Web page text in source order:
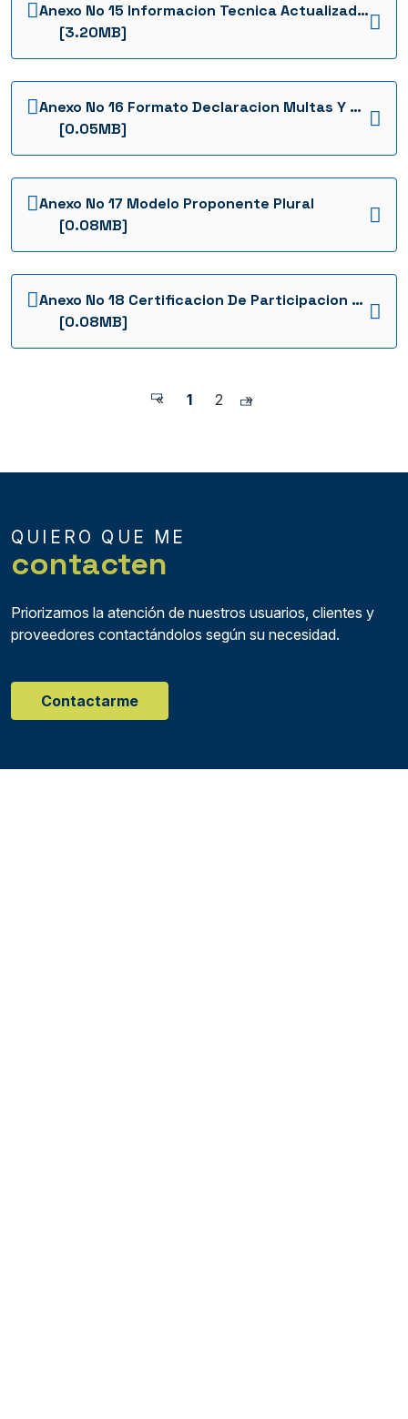
Anexo No 15 Informacion Tecnica Actualizada Por El Fideicomitente
[3.20MB]
Anexo No 16 Formato Declaracion Multas Y Sanciones
[0.05MB]
Anexo No 17 Modelo Proponente Plural
[0.08MB]
Anexo No 18 Certificacion De Participacion De Accionistas
[0.08MB]
« 1 2 »
QUIERO QUE ME
contacten
Priorizamos la atención de nuestros usuarios, clientes y
proveedores contactándolos según su necesidad.
Contactarme